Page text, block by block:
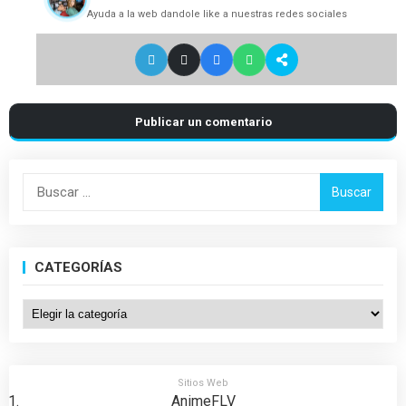
Ayuda a la web dandole like a nuestras redes sociales
Publicar un comentario
Buscar:
CATEGORÍAS
Categorías
Sitios Web
AnimeFLV